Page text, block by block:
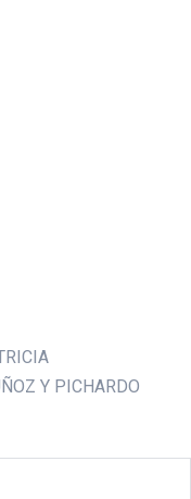
Y PICHARDO